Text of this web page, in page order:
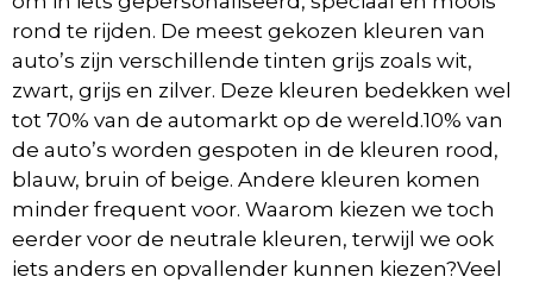
rond te rijden. De meest gekozen kleuren van
auto’s zijn verschillende tinten grijs zoals wit,
zwart, grijs en zilver. Deze kleuren bedekken wel
tot 70% van de automarkt op de wereld.10% van
de auto’s worden gespoten in de kleuren rood,
blauw, bruin of beige. Andere kleuren komen
minder frequent voor. Waarom kiezen we toch
eerder voor de neutrale kleuren, terwijl we ook
iets anders en opvallender kunnen kiezen?Veel